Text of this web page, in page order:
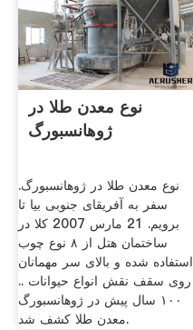
نوع معدن طلا در
ژوهانسبورگ
نوع معدن طلا در ژوهانسبورگ.
سفر به آفریقای جنوبی بیا تا
برویم. 21 مارس 2007 کلا در
ساختمان هتل از ۸ نوع چوب
استفاده شده و بالای سر مهمانان
روی سقف نقش انواع حیوانات ..
۱۰۰ سال پیش در ژوهانسبورگ
معدن طلا کشف شد.